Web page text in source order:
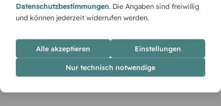
Datenschutzbestimmungen. Die Angaben sind freiwillig
und können jederzeit widerrufen werden.
Alle akzeptieren Einstellungen
Nur technisch notwendige